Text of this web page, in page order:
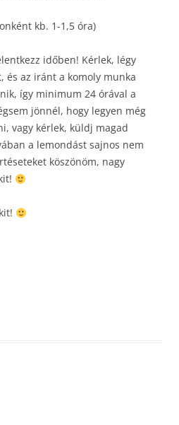
kb. 1-1,5 óra)
időben! Kérlek, légy
az iránt a komoly munka
így minimum 24 órával a
jönnél, hogy legyen még
vagy kérlek, küldj magad
a lemondást sajnos nem
köszönöm, nagy